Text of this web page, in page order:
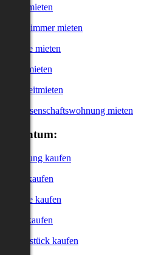
Haus mieten
WG-Zimmer mieten
Garage mieten
Büro mieten
Kurzzeitmieten
Genossenschaftswohnung mieten
Eigentum:
Wohnung kaufen
Haus kaufen
Garage kaufen
Büro kaufen
Grundstück kaufen